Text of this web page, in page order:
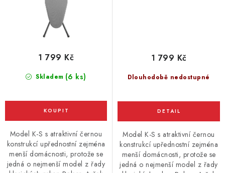
Skladem (6 ks)
1 799 Kč
Model K-S s atraktivní černou
konstrukcí upřednostní zejména
menší domácnosti, protože se
jedná o nejmenší model z řady
Dlouhodobě nedostupné
1 799 Kč
Model K-S s atraktivní černou
konstrukcí upřednostní zejména
menší domácnosti, protože se
jedná o nejmenší model z řady